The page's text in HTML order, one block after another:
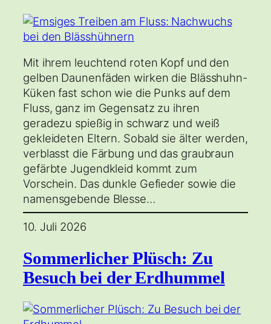
Mit ihrem leuchtend roten Kopf und den
gelben Daunenfäden wirken die Blässhuhn-
Küken fast schon wie die Punks auf dem
Fluss, ganz im Gegensatz zu ihren
geradezu spießig in schwarz und weiß
gekleideten Eltern. Sobald sie älter werden,
verblasst die Färbung und das graubraun
gefärbte Jugendkleid kommt zum
Vorschein. Das dunkle Gefieder sowie die
namensgebende Blesse…
10. Juli 2026
Sommerlicher Plüsch: Zu
Besuch bei der Erdhummel